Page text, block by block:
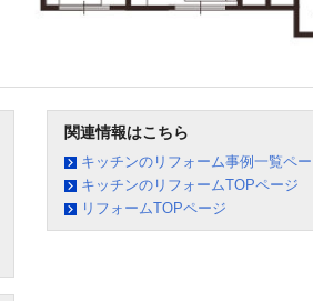
関連情報はこちら
キッチンのリフォーム事例一覧ペ
キッチンのリフォームTOPページ
リフォームTOPページ